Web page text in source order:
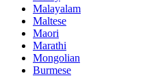
Malayalam
Maltese
Maori
Marathi
Mongolian
Burmese